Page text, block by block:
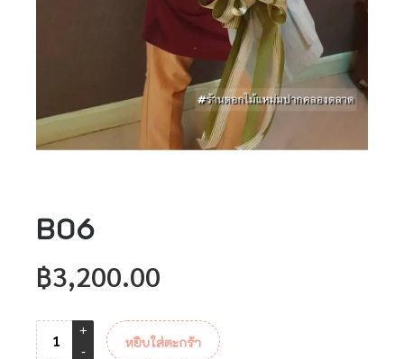
B06
฿3,200.00
หยิบใส่ตะกร้า